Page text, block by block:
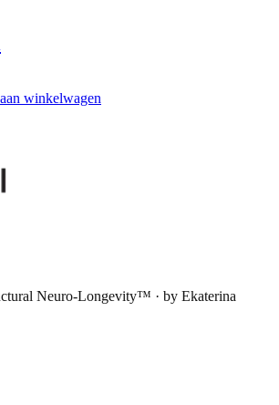
winkelwagen
Neuro-Longevity™ · by Ekaterina